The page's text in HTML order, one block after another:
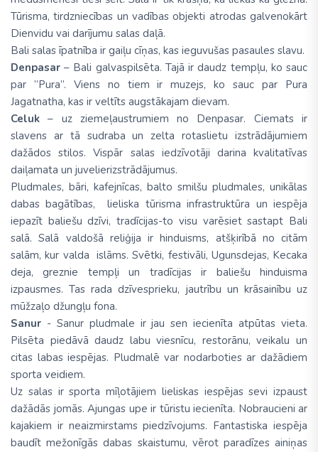
Tūrisma, tirdzniecības un vadības objekti atrodas galvenokārt
Dienvidu vai darījumu salas daļā.
Bali salas īpatnība ir gaiļu cīņas, kas ieguvušas pasaules slavu.
Denpasar – Bali galvaspilsēta. Tajā ir daudz tempļu, ko sauc
par ”Pura”. Viens no tiem ir muzejs, ko sauc par Pura
Jagatnatha, kas ir veltīts augstākajam dievam.
Celuk – uz ziemeļaustrumiem no Denpasar. Ciemats ir
slavens ar tā sudraba un zelta rotaslietu izstrādājumiem
dažādos stilos. Vispār salas iedzīvotāji darina kvalitatīvas
daiļamata un juvelierizstrādājumus.
Pludmales, bāri, kafejnīcas, balto smilšu pludmales, unikālas
dabas bagātības, lieliska tūrisma infrastruktūra un iespēja
iepazīt baliešu dzīvi, tradīcijas-to visu varēsiet sastapt Bali
salā. Salā valdošā reliģija ir hinduisms, atšķirībā no citām
salām, kur valda islāms. Svētki, festivāli, Ugunsdejas, Kecaka
deja, greznie tempļi un tradīcijas ir baliešu hinduisma
izpausmes. Tas rada dzīvesprieku, jautrību un krāsainību uz
mūžzaļo džungļu fona.
Sanur - Sanur pludmale ir jau sen iecienīta atpūtas vieta.
Pilsēta piedāvā daudz labu viesnīcu, restorānu, veikalu un
citas labas iespējas. Pludmalē var nodarboties ar dažādiem
sporta veidiem.
Uz salas ir sporta mīļotājiem lieliskas iespējas sevi izpaust
dažādās jomās. Ajungas upe ir tūristu iecienīta. Nobraucieni ar
kajakiem ir neaizmirstams piedzīvojums. Fantastiska iespēja
baudīt mežonīgās dabas skaistumu, vērot paradīzes ainiņas